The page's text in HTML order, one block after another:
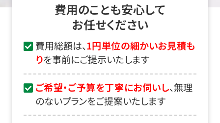
費用のことも安心して
お任せください
費用総額は、1円単位の細かいお見積も
りを事前にご提示いたします
ご希望・ご予算を丁寧にお伺いし、無理
のないプランをご提案いたします